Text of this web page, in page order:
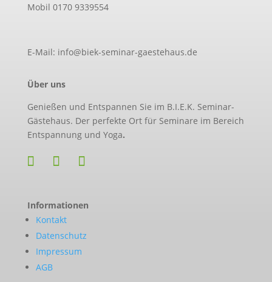
Mobil 0170 9339554
E-Mail: info@biek-seminar-gaestehaus.de
Über uns
Genießen und Entspannen Sie im B.I.E.K. Seminar-
Gästehaus. Der perfekte Ort für Seminare im Bereich
Entspannung und Yoga.
Informationen
Kontakt
Datenschutz
Impressum
AGB